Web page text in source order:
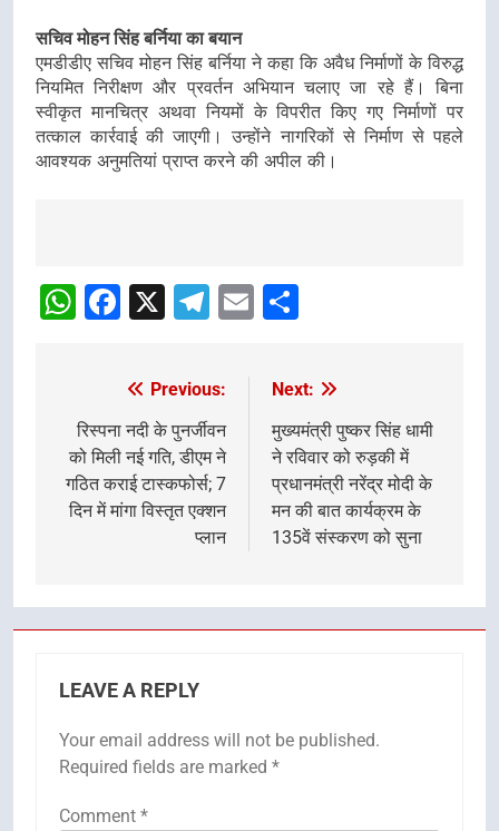
सचिव मोहन सिंह बर्निया का बयान
एमडीडीए सचिव मोहन सिंह बर्निया ने कहा कि अवैध निर्माणों के विरुद्ध
नियमित निरीक्षण और प्रवर्तन अभियान चलाए जा रहे हैं। बिना
स्वीकृत मानचित्र अथवा नियमों के विपरीत किए गए निर्माणों पर
तत्काल कार्रवाई की जाएगी। उन्होंने नागरिकों से निर्माण से पहले
आवश्यक अनुमतियां प्राप्त करने की अपील की।
navigation
WhatsApp
Facebook
X Telegram
Email
navigation
Previous:
रिस्पना नदी के पुनर्जीवन
को मिली नई गति, डीएम ने
गठित कराई टास्कफोर्स; 7
दिन में मांगा विस्तृत एक्शन
प्लान
Next:
मुख्यमंत्री पुष्कर सिंह धामी
ने रविवार को रुड़की में
प्रधानमंत्री नरेंद्र मोदी के
मन की बात कार्यक्रम के
135वें संस्करण को सुना
LEAVE A REPLY
Your email address will not be published.
Required fields are marked *
Comment *